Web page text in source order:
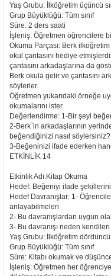
Yaş Grubu: İlköğretim üçüncü
Grup Büyüklüğü: Tüm sınıf
Süre: 2 ders saati
İşleniş: Öğretmen öğrencilere
Okuma Parçası: Berk
okul çantasını hediye
çantasını arkadaşlarına da
Berk okula gelir ve çantasını
söylerler.
Öğretmen yukarıdaki örneğe
okumalarını ister.
Değerlendirme: 1-Bir şeyi
2-Berk`in arkadaşlarının
beğendiğinizi nasıl söylersiniz?
3-Beğeninizi ifade ederken
ETKİNLİK 14
Etkinlik Adı:Kitap Okuma
Hedef: Beğeniyi ifade
Hedef Davranışlar: 1-
anlayabilmeleri
2- Bu davranışlardan uygun
3- Bu davranışı neden
Yaş Grubu: İlköğretim dördüncü
Grup Büyüklüğü: Tüm sınıf
Süre: Kitabı okumak ve
İşleniş: Öğretmen her